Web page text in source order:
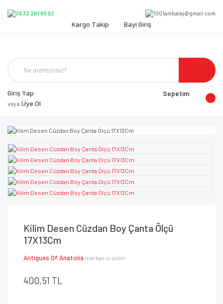
Kargo Takip Bayi Giriş
Giriş Yap
veya Üye Ol
Sepetim
Kilim Desen Cüzdan Boy Çanta Ölçü
17X13Cm
Antigues Of Anatolia markalı ürünler
400,51 TL